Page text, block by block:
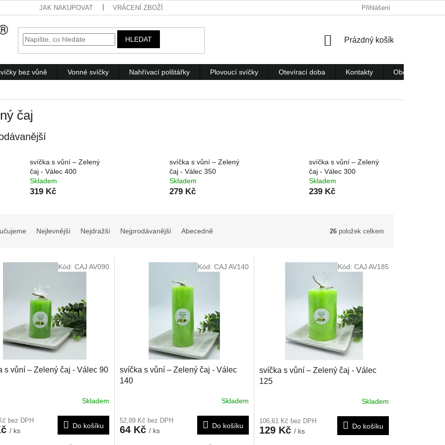
JAK NAKUPOVAT VRÁCENÍ ZBOŽÍ Přihlášení
HLEDAT
NÁKUPNÍ
Prázdný košík
bez vůně Vonné svíčky Nahřívací polštářky Plovoucí svíčky Otevírací doba Kontakty Obchodní
čaj
svíčka s vůní – Zelený
čaj - Válec 400
Skladem
319 Kč
svíčka s vůní – Zelený
čaj - Válec 350
Skladem
279 Kč
svíčka s vůní – Zelený
čaj - Válec 300
Skladem
239 Kč
Nejlevnější Nejdražší Nejprodávanější Abecedně 26 položek celkem
s vůní – Zelený čaj - Válec 90
Skladem
bez DPH
/ ks
Do košíku
Kód: CAJ AV090
svíčka s vůní – Zelený čaj - Válec
140
Skladem
52,89 Kč bez DPH
64 Kč / ks
Do košíku
Kód: CAJ AV140
svíčka s vůní – Zelený čaj - Válec
125
Skladem
106,61 Kč bez DPH
129 Kč / ks
Do košíku
Kód: CAJ AV185